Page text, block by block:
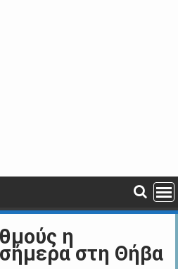
η
στη Θήβα